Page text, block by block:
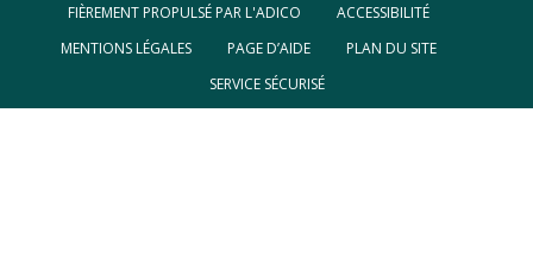
FIÈREMENT PROPULSÉ PAR L'ADICO
ACCESSIBILITÉ
MENTIONS LÉGALES
PAGE D’AIDE
PLAN DU SITE
SERVICE SÉCURISÉ